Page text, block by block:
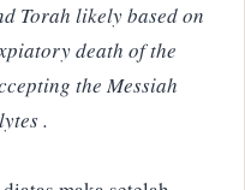
Torah likely based on
death of the
the Messiah
.